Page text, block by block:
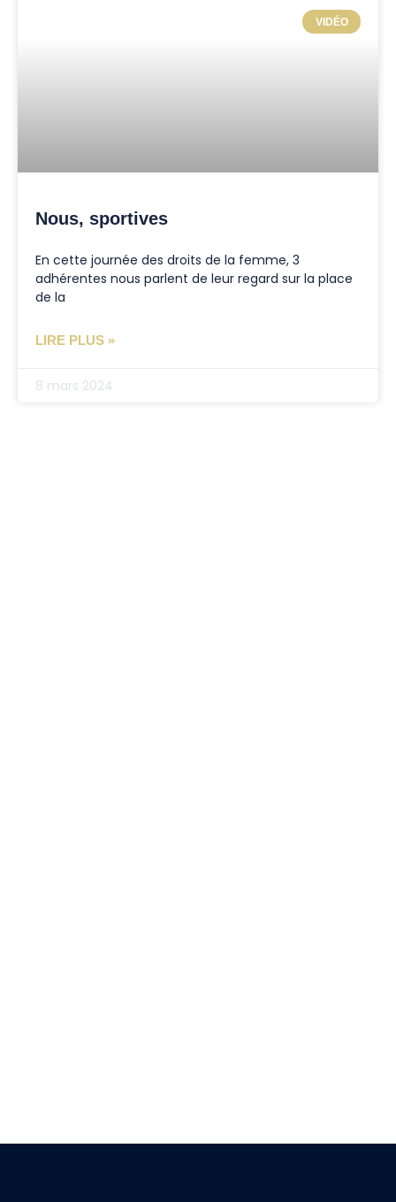
VIDÉO
Nous, sportives
En cette journée des droits de la femme, 3
adhérentes nous parlent de leur regard sur la place
de la
LIRE PLUS »
8 mars 2024